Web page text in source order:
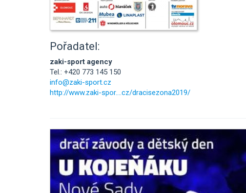
Pořadatel:
zaki-sport agency
Tel.: +420 773 145 150
info@zaki-sport.cz
http://www.zaki-spor....cz/dracisezona2019/